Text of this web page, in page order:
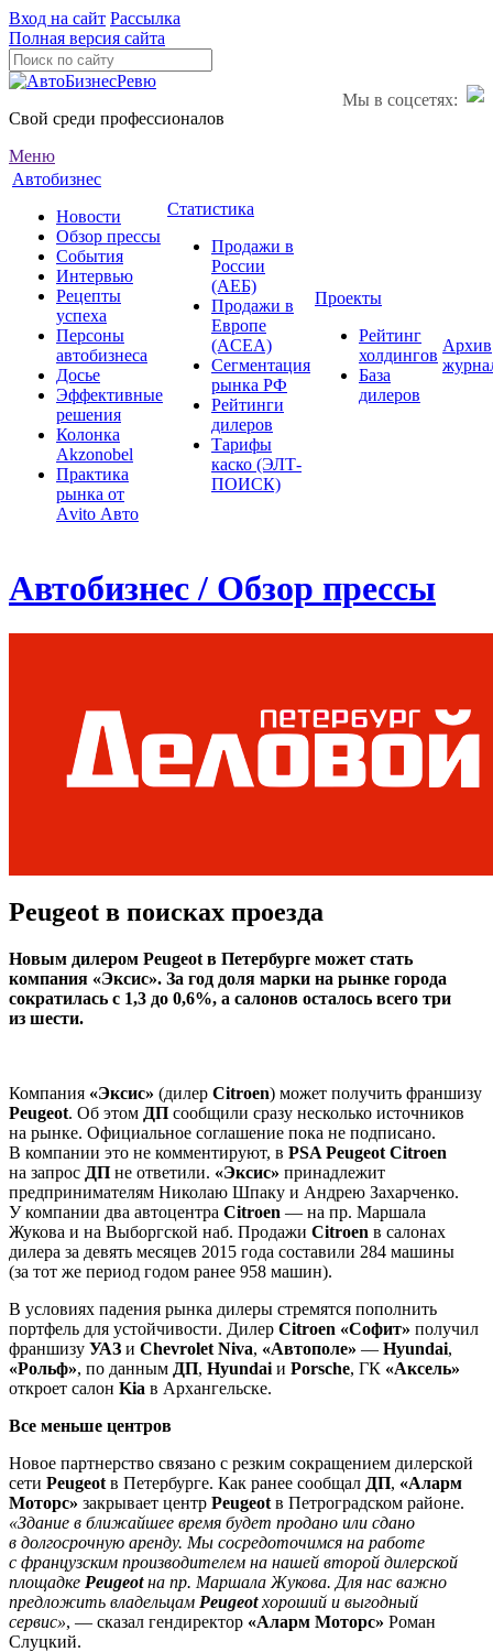
Вход на сайт Рассылка
Полная версия сайта
Мы в соцсетях:
Свой среди профессионалов
Меню
Автобизнес
Новости
Обзор прессы
События
Интервью
Рецепты
успеха
Персоны
автобизнеса
Досье
Эффективные
решения
Колонка
Akzonobel
Практика
рынка от
Аvito Авто
Статистика
Продажи в
России
(АЕБ)
Продажи в
Европе
(ACEA)
Сегментация
рынка РФ
Рейтинги
дилеров
Тарифы
каско (ЭЛТ-
ПОИСК)
Проекты
Рейтинг
холдингов
База
дилеров
Архив
Автобизнес / Обзор прессы
Peugeot в поисках проезда
Новым дилером Peugeot в Петербурге может стать
компания «Эксис». За год доля марки на рынке города
сократилась с 1,3 до 0,6%, а салонов осталось всего три
из шести.
Компания «Эксис» (дилер Citroen) может получить франшизу
Peugeot. Об этом ДП сообщили сразу несколько источников
на рынке. Официальное соглашение пока не подписано.
В компании это не комментируют, в PSA Peugeot Citroen
на запрос ДП не ответили. «Эксис» принадлежит
предпринимателям Николаю Шпаку и Андрею Захарченко.
У компании два автоцентра Citroen — на пр. Маршала
Жукова и на Выборгской наб. Продажи Citroen в салонах
дилера за девять месяцев 2015 года составили 284 машины
(за тот же период годом ранее 958 машин).
В условиях падения рынка дилеры стремятся пополнить
портфель для устойчивости. Дилер Citroen «Софит» получил
франшизу УАЗ и Chevrolet Niva, «Автополе» — Hyundai,
«Рольф», по данным ДП, Hyundai и Porsche, ГК «Аксель»
откроет салон Kia в Архангельске.
Все меньше центров
Новое партнерство связано с резким сокращением дилерской
сети Peugeot в Петербурге. Как ранее сообщал ДП, «Аларм
Моторс» закрывает центр Peugeot в Петроградском районе.
«Здание в ближайшее время будет продано или сдано
в долгосрочную аренду. Мы сосредоточимся на работе
с французским производителем на нашей второй дилерской
площадке Peugeotна пр. Маршала Жукова. Для нас важно
предложить владельцам Peugeotхороший и выгодный
сервис», — сказал гендиректор «Аларм Моторс» Роман
Слуцкий.